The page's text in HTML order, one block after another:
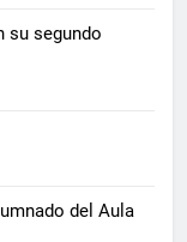
su segundo
del Aula